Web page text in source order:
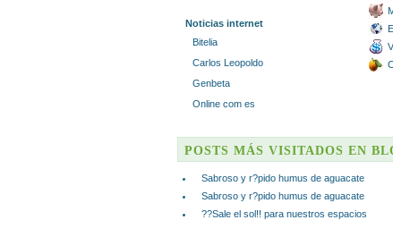
Noticias internet
Bitelia
Carlos Leopoldo
Genbeta
Online com es
POSTS MÁS VISITADOS EN
Sabroso y r?pido humus de aguacate
Sabroso y r?pido humus de aguacate
??Sale el sol!! para nuestros espacios